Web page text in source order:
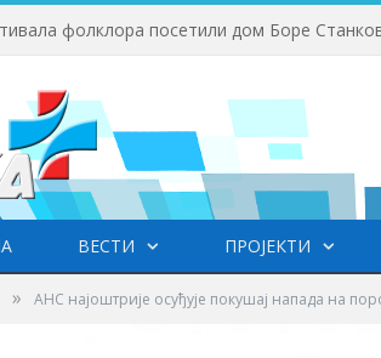
Петка Трнова
ВЕСТИ ПРОЈЕКТИ
» АНС најоштрије осуђује покушај напада на